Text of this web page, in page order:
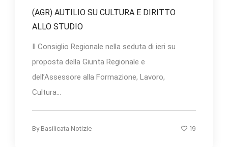
(AGR) AUTILIO SU CULTURA E DIRITTO
ALLO STUDIO
Il Consiglio Regionale nella seduta di ieri su
proposta della Giunta Regionale e
dell’Assessore alla Formazione, Lavoro,
Cultura...
By Basilicata Notizie 19